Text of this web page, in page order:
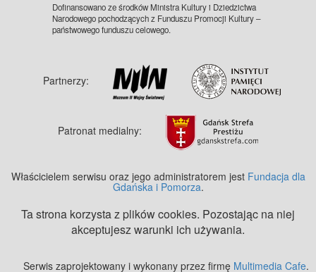
Dofinansowano ze środków Ministra Kultury i Dziedzictwa
Narodowego pochodzących z Funduszu Promocji Kultury –
państwowego funduszu celowego.
Partnerzy:
Patronat medialny:
Właścicielem serwisu oraz jego administratorem jest Fundacja dla
Gdańska i Pomorza.
Ta strona korzysta z plików cookies. Pozostając na niej
akceptujesz warunki ich używania.
Serwis zaprojektowany i wykonany przez firmę Multimedia Cafe.